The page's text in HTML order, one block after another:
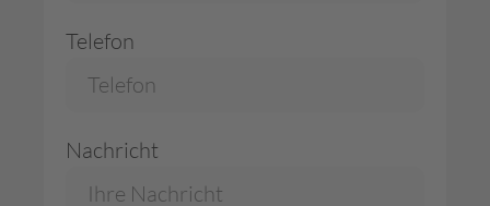
Telefon
Nachricht